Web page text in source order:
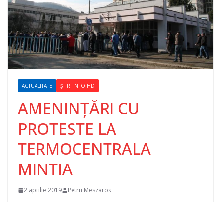
ACTUALITATE ȘTIRI INFO HD
AMENINȚĂRI CU
PROTESTE LA
TERMOCENTRALA
MINTIA
2 aprilie 2019 Petru Meszaros